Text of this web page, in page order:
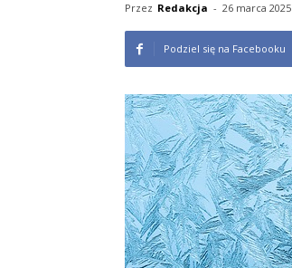
Przez Redakcja - 26 marca 2025
Podziel się na Facebooku